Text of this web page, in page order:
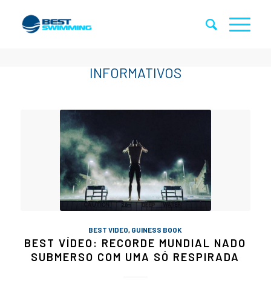
BEST VIDEO GUINESS BOOK
BEST VÍDEO: RECORDE MUNDIAL NADO
SUBMERSO COM UMA SÓ RESPIRADA